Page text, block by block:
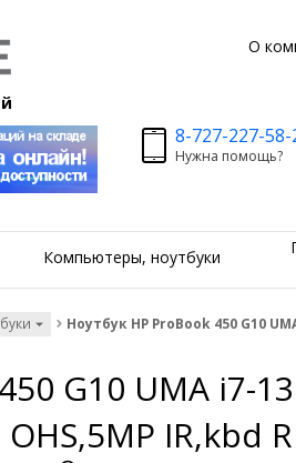
О
8-727-227-58-
Нужна помощь?
Компьютеры, ноутбуки
Ноутбук HP ProBook 450 G10
G10 UMA i7-
IR,kbd